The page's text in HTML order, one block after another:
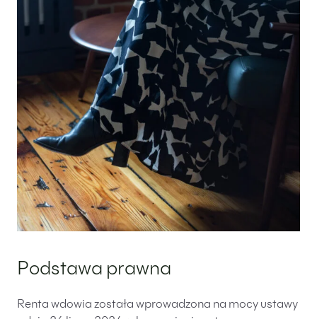
Podstawa prawna
Renta wdowia została wprowadzona na mocy ustawy